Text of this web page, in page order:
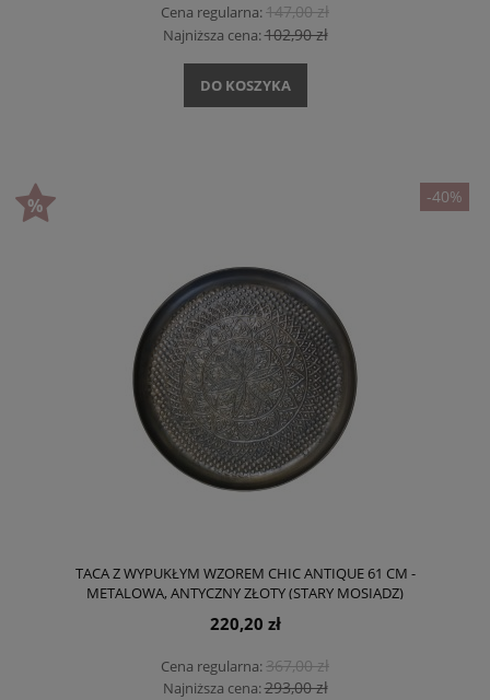
Cena regularna:147,00 zł
Najniższa cena:102,90 zł
DO KOSZYKA
TACA Z WYPUKŁYM WZOREM CHIC ANTIQUE 61 CM -
METALOWA, ANTYCZNY ZŁOTY (STARY MOSIĄDZ)
220,20 zł
Cena regularna:367,00 zł
Najniższa cena:293,00 zł
-40%